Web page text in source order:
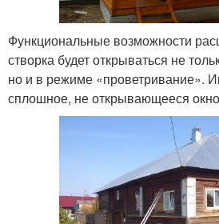
Функциональные возможности
створка будет открываться не
но и в режиме «проветривание».
сплошное, не открывающееся